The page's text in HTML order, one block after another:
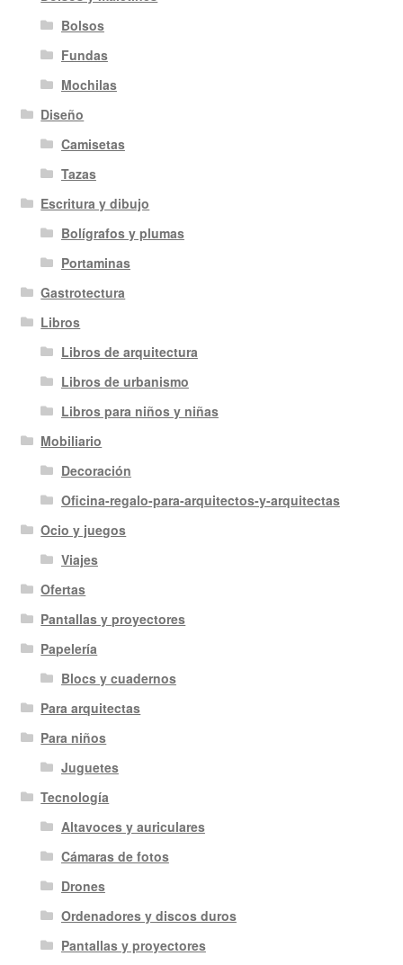
Bolsos
Fundas
Mochilas
Diseño
Camisetas
Tazas
Escritura y dibujo
Bolígrafos y plumas
Portaminas
Gastrotectura
Libros
Libros de arquitectura
Libros de urbanismo
Libros para niños y niñas
Mobiliario
Decoración
Oficina-regalo-para-arquitectos-y-arquitectas
Ocio y juegos
Viajes
Ofertas
Pantallas y proyectores
Papelería
Blocs y cuadernos
Para arquitectas
Para niños
Juguetes
Tecnología
Altavoces y auriculares
Cámaras de fotos
Drones
Ordenadores y discos duros
Pantallas y proyectores